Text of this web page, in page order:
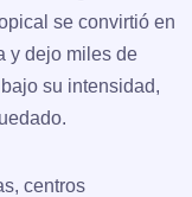
se convirtió en
y dejo miles de
su intensidad,
centros